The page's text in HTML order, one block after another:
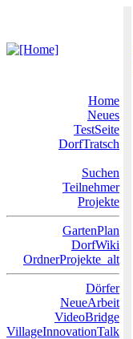
Home
Neues
TestSeite
DorfTratsch
Suchen
Teilnehmer
Projekte
GartenPlan
DorfWiki
OrdnerProjekte_alt
Dörfer
NeueArbeit
VideoBridge
VillageInnovationTalk